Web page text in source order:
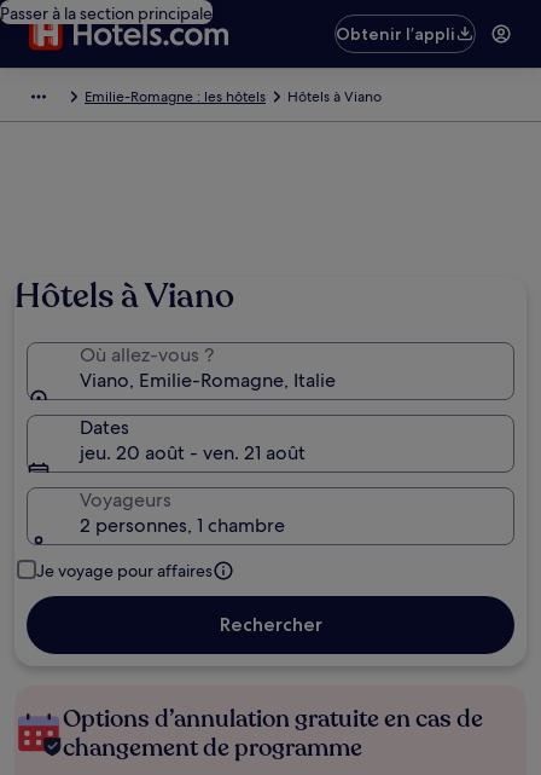
Passer à la section principale
Obtenir l’appli
Emilie-Romagne : les hôtels Hôtels à Viano
Hôtels à Viano
Où allez-vous ?
Viano, Emilie-Romagne, Italie
Dates
jeu. 20 août - ven. 21 août
Voyageurs
2 personnes, 1 chambre
Je voyage pour affaires
Rechercher
Options d’annulation gratuite en cas de
changement de programme